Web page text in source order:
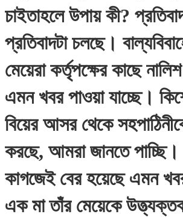
চাইতাহলে উপায় কী?
প্রতিবাদটা চলছে।
মেয়েরা কর্তৃপক্ষের কাছে
এমন খবর পাওয়া যাচ্ছে।
বিয়ের আসর থেকে
করছে, আমরা জানতে পাচ্ছি।
কাগজেই বের হয়েছে এমন
এক মা তাঁর মেয়েকে